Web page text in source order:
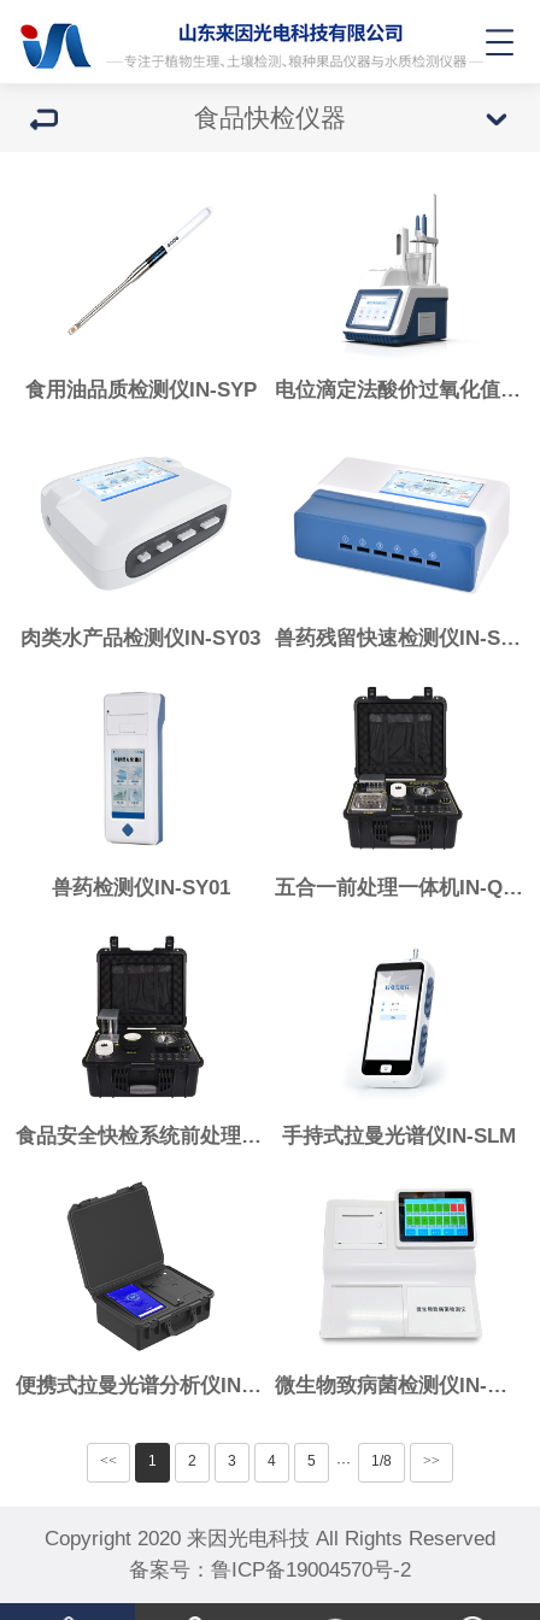
食品快检仪器
食用油品质检测仪IN-SYP 电位滴定法酸价过氧化值检测仪IN-DAP
肉类水产品检测仪IN-SY03 兽药残留快速检测仪IN-SY02
兽药检测仪IN-SY01 五合一前处理一体机IN-QC5B
食品安全快检系统前处理一体机IN-QC4B 手持式拉曼光谱仪IN-SLM
便携式拉曼光谱分析仪IN-TLM1 微生物致病菌检测仪IN-WSY
<< 1 2 3 4 5 ··· 1/8 >>
Copyright 2020 来因光电科技 All Rights Reserved
备案号： 鲁ICP备19004570号-2